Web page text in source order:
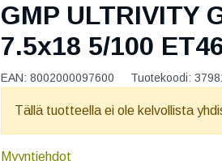
GMP ULTRIVITY
7.5x18 5/100
EAN: 8002000097600 Tuotekoodi:
Tällä tuotteella ei ole kelvollista
Myyntiehdot